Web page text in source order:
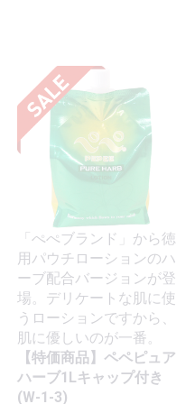
「ぺぺブランド」から徳
用パウチローションのハ
ーブ配合バージョンが登
場。デリケートな肌に使
うローションですから、
肌に優しいのが一番。
【特価商品】ペペピュア
ハーブ1Lキャップ付き
(W-1-3)